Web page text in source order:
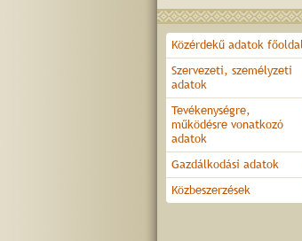
Közérdekű adatok
Szervezeti, személyzeti
adatok
Tevékenységre,
működésre vonatkozó
adatok
Gazdálkodási adatok
Közbeszerzések